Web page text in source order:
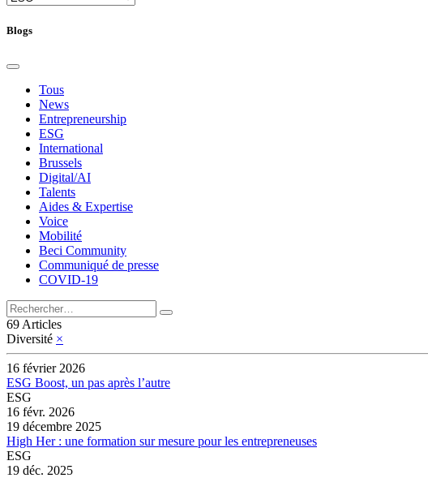
Blogs
Tous
News
Entrepreneurship
ESG
International
Brussels
Digital/AI
Talents
Aides & Expertise
Voice
Mobilité
Beci Community
Communiqué de presse
COVID-19
69 Articles
Diversité ×
16 février 2026
ESG Boost, un pas après l’autre
ESG
16 févr. 2026
19 décembre 2025
High Her : une formation sur mesure pour les entrepreneuses
ESG
19 déc. 2025